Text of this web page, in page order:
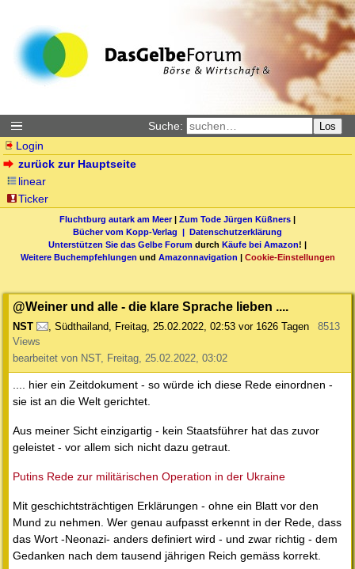
Suche: Los
Login
zurück zur Hauptseite
linear
Ticker
Fluchtburg autark am Meer| Zum Tode Jürgen Küßners |
Bücher vom Kopp-Verlag | Datenschutzerklärung
Unterstützen Sie das Gelbe Forum durch Käufe bei Amazon! |
Weitere Buchempfehlungen und Amazonnavigation | Cookie-Einstellungen
@Weiner und alle - die klare Sprache lieben ....
NST , Südthailand, Freitag, 25.02.2022, 02:53 vor 1626 Tagen
8513
Views
bearbeitet von NST, Freitag, 25.02.2022, 03:02
.... hier ein Zeitdokument - so würde ich diese Rede einordnen -
sie ist an die Welt gerichtet.
Aus meiner Sicht einzigartig - kein Staatsführer hat das zuvor
geleistet - vor allem sich nicht dazu getraut.
Putins Rede zur militärischen Operation in der Ukraine
Mit geschichtsträchtigen Erklärungen - ohne ein Blatt vor den
Mund zu nehmen. Wer genau aufpasst erkennt in der Rede, dass
das Wort -Neonazi- anders definiert wird - und zwar richtig - dem
Gedanken nach dem tausend jährigen Reich gemäss korrekt.